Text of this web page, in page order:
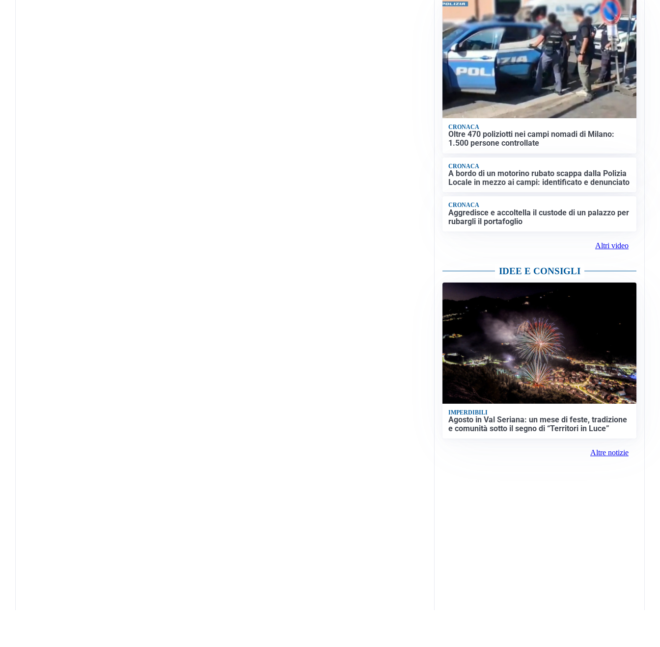
CRONACA
Oltre 470 poliziotti nei campi nomadi di Milano:
1.500 persone controllate
CRONACA
A bordo di un motorino rubato scappa dalla Polizia
Locale in mezzo ai campi: identificato e denunciato
CRONACA
Aggredisce e accoltella il custode di un palazzo per
rubargli il portafoglio
Altri video
IDEE E CONSIGLI
IMPERDIBILI
Agosto in Val Seriana: un mese di feste, tradizione
e comunità sotto il segno di “Territori in Luce”
Altre notizie